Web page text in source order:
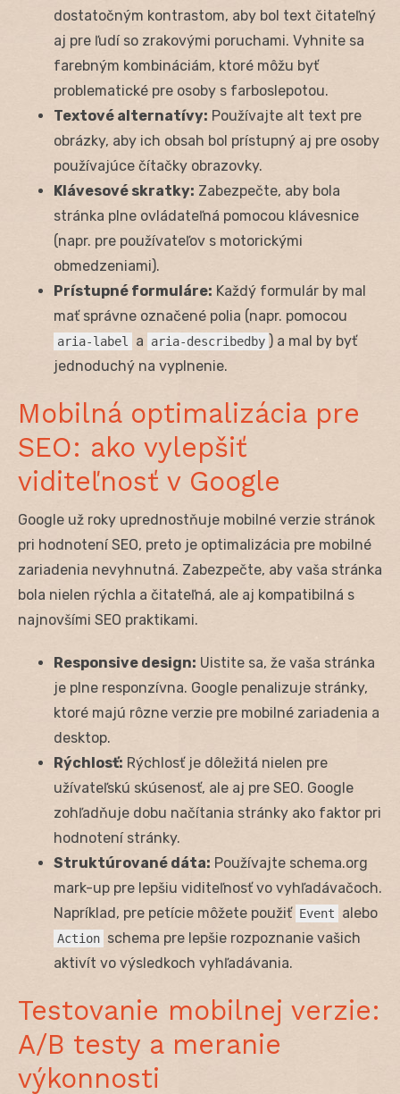
dostatočným kontrastom, aby bol text čitateľný
aj pre ľudí so zrakovými poruchami. Vyhnite sa
farebným kombináciám, ktoré môžu byť
problematické pre osoby s farboslepotou.
Textové alternatívy: Používajte alt text pre
obrázky, aby ich obsah bol prístupný aj pre osoby
používajúce čítačky obrazovky.
Klávesové skratky: Zabezpečte, aby bola
stránka plne ovládateľná pomocou klávesnice
(napr. pre používateľov s motorickými
obmedzeniami).
Prístupné formuláre: Každý formulár by mal
mať správne označené polia (napr. pomocou
aria-label a aria-describedby ) a mal by byť
jednoduchý na vyplnenie.
Mobilná optimalizácia pre
SEO: ako vylepšiť
viditeľnosť v Google
Google už roky uprednostňuje mobilné verzie stránok
pri hodnotení SEO, preto je optimalizácia pre mobilné
zariadenia nevyhnutná. Zabezpečte, aby vaša stránka
bola nielen rýchla a čitateľná, ale aj kompatibilná s
najnovšími SEO praktikami.
Responsive design: Uistite sa, že vaša stránka
je plne responzívna. Google penalizuje stránky,
ktoré majú rôzne verzie pre mobilné zariadenia a
desktop.
Rýchlosť: Rýchlosť je dôležitá nielen pre
užívateľskú skúsenosť, ale aj pre SEO. Google
zohľadňuje dobu načítania stránky ako faktor pri
hodnotení stránky.
Struktúrované dáta: Používajte schema.org
mark-up pre lepšiu viditeľnosť vo vyhľadávačoch.
Napríklad, pre petície môžete použiť Event alebo
Action schema pre lepšie rozpoznanie vašich
aktivít vo výsledkoch vyhľadávania.
Testovanie mobilnej verzie:
A/B testy a meranie
výkonnosti